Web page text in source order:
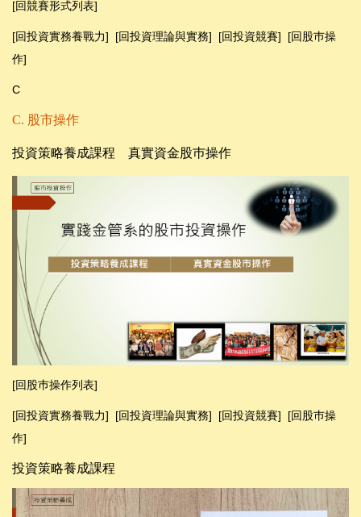
[回競賽形式列表]
[回投資實務養戰力] [回投資理論與實務] [回投資競賽]
[回股巿操
作]
C
C. 股市操作
投資策略養成課程 真實資金股巿操作
[回股巿操作列表]
[回投資實務養戰力] [回投資理論與實務] [回投資競賽]
[回股巿操
作]
投資策略養成課程